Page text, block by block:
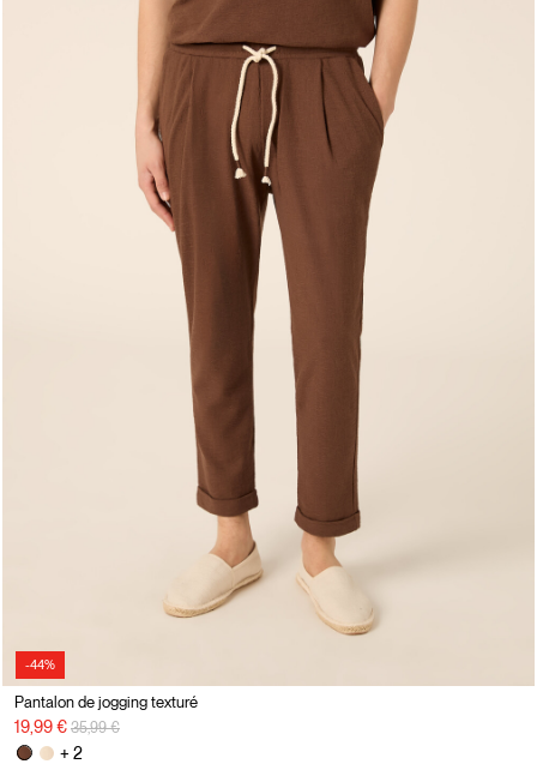
-44%
Pantalon de jogging texturé
19,99 € Prix réduit de
35,99 €
+ 2